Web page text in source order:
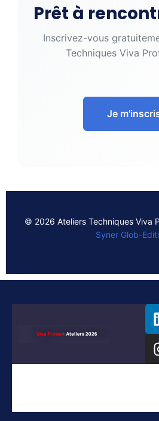
Prêt à
Inscrivez-vous
Techniques Viva
Je
© 2026 Ateliers Techniques Viva
Syner Glob-